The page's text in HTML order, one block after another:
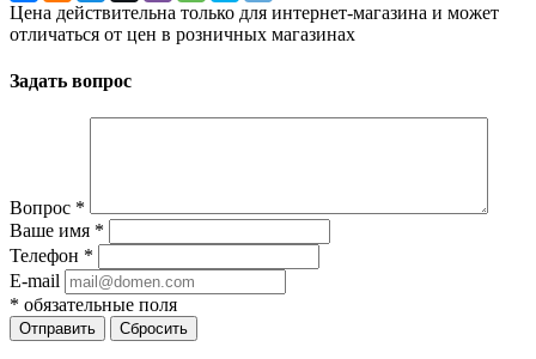
Цена действительна только для интернет-магазина и может
отличаться от цен в розничных магазинах
Задать вопрос
Вопрос *
Ваше имя *
Телефон *
E-mail
* обязательные поля
Сбросить